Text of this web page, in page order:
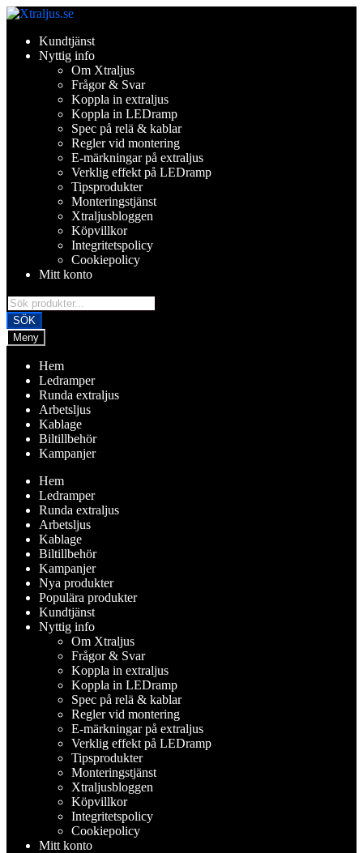
Hoppa
navigering
Hoppa
innehållKundtjänst
Nyttig info
Om Xtraljus
Frågor & Svar
Koppla in extraljus
Koppla in LEDramp
Spec på relä & kablar
Regler vid montering
E-märkningar på extraljus
Verklig effekt på LEDramp
Tipsprodukter
Monteringstjänst
Xtraljusbloggen
Köpvillkor
Integritetspolicy
Cookiepolicy
Mitt konto
Products
search
SÖK
Meny
Hem
Ledramper
Runda extraljus
Arbetsljus
Kablage
Biltillbehör
Kampanjer
Hem
Ledramper
Runda extraljus
Arbetsljus
Kablage
Biltillbehör
Kampanjer
Nya produkter
Populära produkter
Kundtjänst
Nyttig info
Om Xtraljus
Frågor & Svar
Koppla in extraljus
Koppla in LEDramp
Spec på relä & kablar
Regler vid montering
E-märkningar på extraljus
Verklig effekt på LEDramp
Tipsprodukter
Monteringstjänst
Xtraljusbloggen
Köpvillkor
Integritetspolicy
Cookiepolicy
Mitt konto